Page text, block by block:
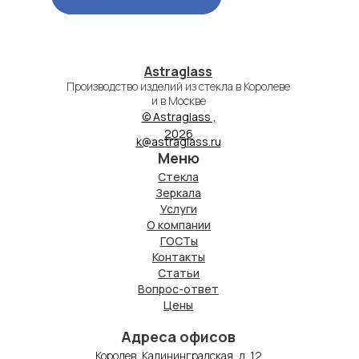
k@astraglass.ru
© Astraglass ,
2026
Astraglass
Производство изделий из стекла в Королеве
и в Москве
Адреса офисов
Королев, Калининградская, д. 12
Меню
Стекла
Услуги
О компании
Контакты
Зеркала
Статьи
Цены
Вопрос-ответ
ГОСТы